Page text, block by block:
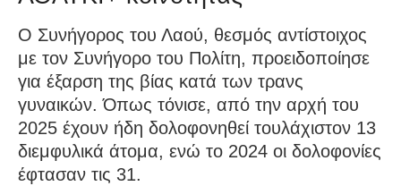
Ο Συνήγορος του Λαού, θεσμός αντίστοιχος
με τον Συνήγορο του Πολίτη, προειδοποίησε
για έξαρση της βίας κατά των τρανς
γυναικών. Όπως τόνισε, από την αρχή του
2025 έχουν ήδη δολοφονηθεί τουλάχιστον 13
διεμφυλικά άτομα, ενώ το 2024 οι δολοφονίες
έφτασαν τις 31.